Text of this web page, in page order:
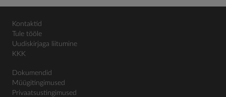
Kontaktid
Tule tööle
Uudiskirjaga liitumine
KKK
Dokumendid
Müügitingimused
Privaatsustingimused